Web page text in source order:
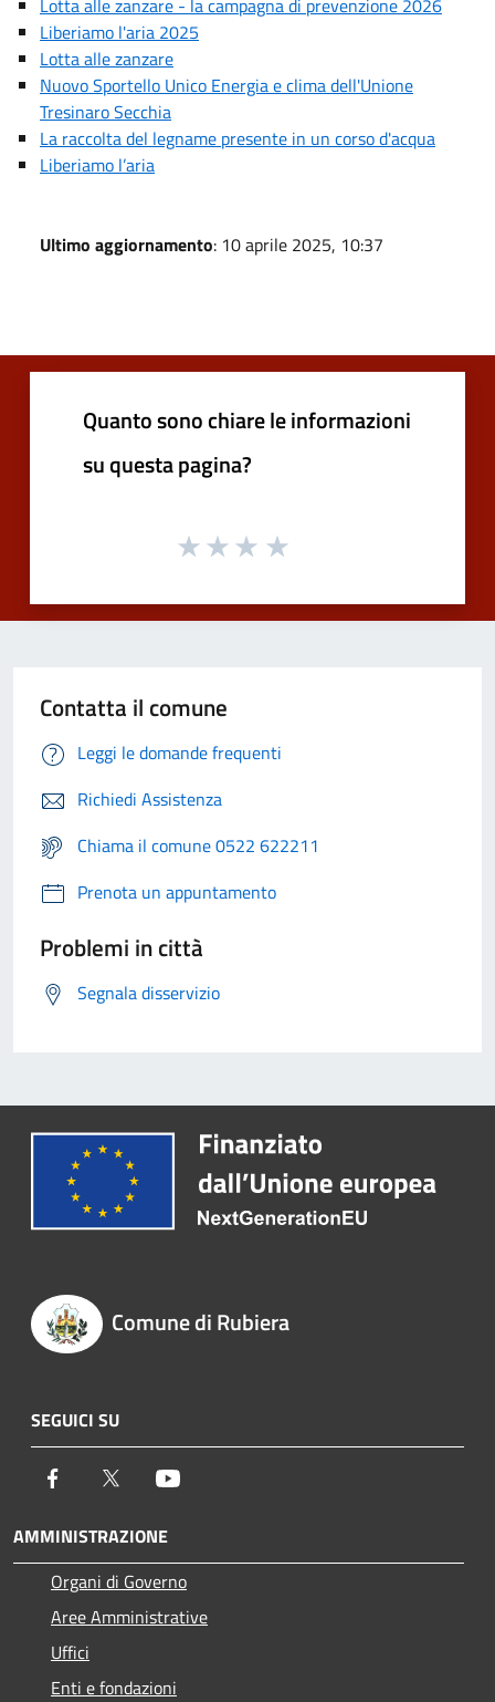
Liberiamo l'aria 2025
Lotta alle zanzare
Nuovo Sportello Unico Energia e clima dell'Unione
Tresinaro Secchia
La raccolta del legname presente in un corso d'acqua
Liberiamo l’aria
Ultimo aggiornamento: 10 aprile 2025, 10:37
Quanto sono chiare le informazioni
su questa pagina?
Contatta il comune
Leggi le domande frequenti
Richiedi Assistenza
Chiama il comune 0522 622211
Prenota un appuntamento
Problemi in città
Segnala disservizio
Comune di Rubiera
SEGUICI SU
Facebook Twitter
AMMINISTRAZIONE
Organi di Governo
Aree Amministrative
Uffici
Enti e fondazioni